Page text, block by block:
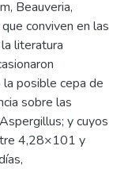
Beauveria,
conviven en las
literatura
posible cepa de
sobre las
y cuyos
4,28×101 y